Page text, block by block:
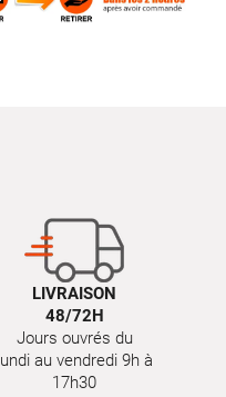
LIVRAISON
48/72H
Jours ouvrés du
lundi au vendredi 9h à
17h30